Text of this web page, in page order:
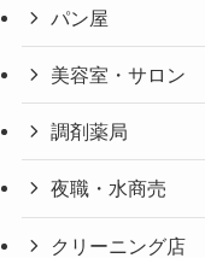
パン屋
美容室・サロン
調剤薬局
夜職・水商売
クリーニング店